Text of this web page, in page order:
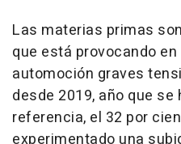
Las materias primas
que está provocando
automoción graves
desde 2019, año que
referencia, el 32 por
experimentado una